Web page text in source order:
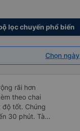
lọc chuyến phổ biến
Chọn ngày
rãi hơn
theo chai
tốt. Chúng
30 phút. Tài
Không quá